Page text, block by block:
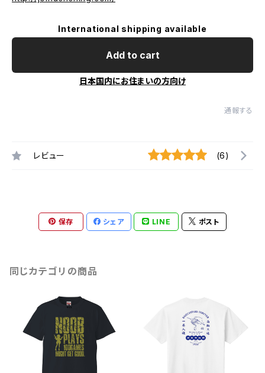
International shipping available
Add to cart
日本国内にお住まいの方向け
通報する
レビュー (6)
保存 シェア LINE ポスト
同じカテゴリの商品